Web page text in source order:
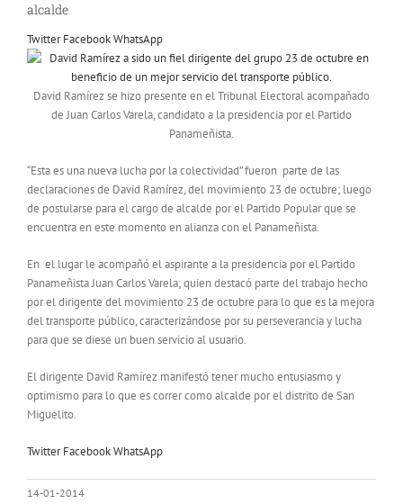
alcalde
TwitterFacebookWhatsApp
David Ramírez se hizo presente en el Tribunal Electoral acompañado
de Juan Carlos Varela, candidato a la presidencia por el Partido
Panameñista.
“Esta es una nueva lucha por la colectividad” fueron parte de las
declaraciones de David Ramírez, del movimiento 23 de octubre; luego
de postularse para el cargo de alcalde por el Partido Popular que se
encuentra en este momento en alianza con el Panameñista.
En el lugar le acompañó el aspirante a la presidencia por el Partido
Panameñista Juan Carlos Varela; quien destacó parte del trabajo hecho
por el dirigente del movimiento 23 de octubre para lo que es la mejora
del transporte público, caracterizándose por su perseverancia y lucha
para que se diese un buen servicio al usuario.
El dirigente David Ramírez manifestó tener mucho entusiasmo y
optimismo para lo que es correr como alcalde por el distrito de San
Miguelito.
TwitterFacebookWhatsApp
14-01-2014